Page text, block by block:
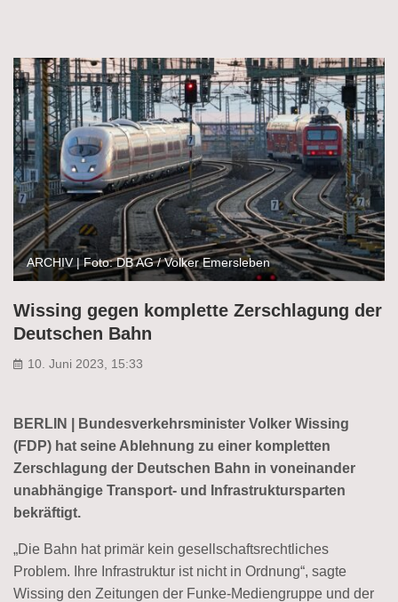
ARCHIV | Foto: DB AG / Volker Emersleben
Wissing gegen komplette Zerschlagung der
Deutschen Bahn
10. Juni 2023, 15:33
BERLIN | Bundesverkehrsminister Volker Wissing
(FDP) hat seine Ablehnung zu einer kompletten
Zerschlagung der Deutschen Bahn in voneinander
unabhängige Transport- und Infrastruktursparten
bekräftigt.
„Die Bahn hat primär kein gesellschaftsrechtliches
Problem. Ihre Infrastruktur ist nicht in Ordnung“, sagte
Wissing den Zeitungen der Funke-Mediengruppe und der